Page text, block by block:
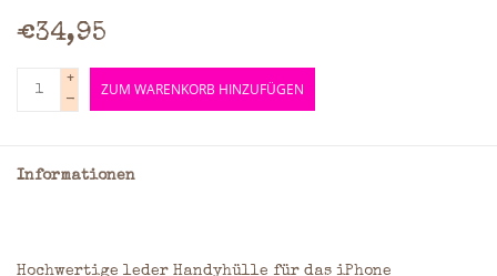
€34,95
+
-
ZUM WARENKORB HINZUFÜGEN
Informationen
Hochwertige leder Handyhülle für das iPhone